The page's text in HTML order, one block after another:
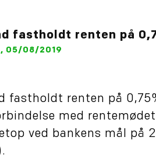
fastholdt renten på
05/08/2019
fastholdt renten på
med
ved bankens mål på